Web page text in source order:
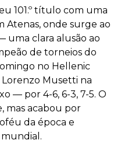
101.º título com uma
Atenas, onde surge ao
uma clara alusão ao
de torneios do
no Hellenic
Musetti na
— por 4-6, 6-3, 7-5. O
mas acabou por
da época e
mundial.